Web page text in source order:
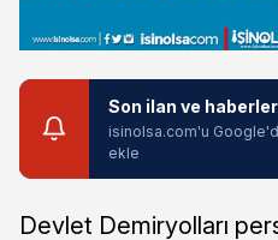
Son ilan ve
isinolsa.com'u
ekle
Devlet Demiryolları